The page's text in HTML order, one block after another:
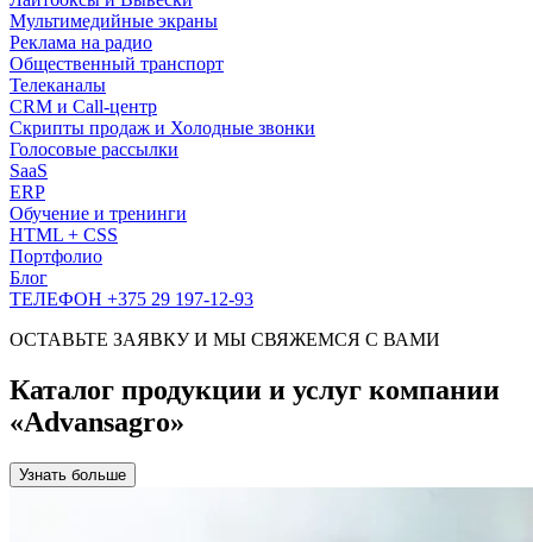
Мультимедийные экраны
Реклама на радио
Общественный транспорт
Телеканалы
CRM и Call-центр
Скрипты продаж и Холодные звонки
Голосовые рассылки
SaaS
ERP
Обучение и тренинги
HTML + CSS
Портфолио
Блог
ТЕЛЕФОН +375 29 197-12-93
ОСТАВЬТЕ ЗАЯВКУ И МЫ СВЯЖЕМСЯ С ВАМИ
Каталог продукции и услуг компании
«Advansagro»
Узнать больше